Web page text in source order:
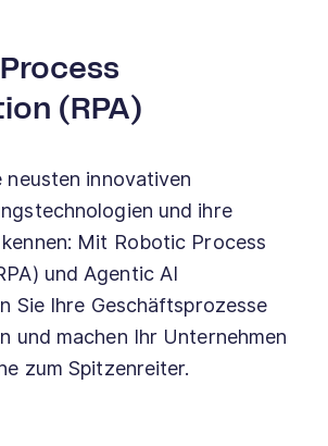
(RPA)
neusten innovativen
und ihre
Mit Robotic Process
und Agentic AI
Sie Ihre Geschäftsprozesse
und machen Ihr Unternehmen
zum Spitzenreiter.